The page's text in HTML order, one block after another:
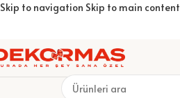
Skip to navigation Skip to main content